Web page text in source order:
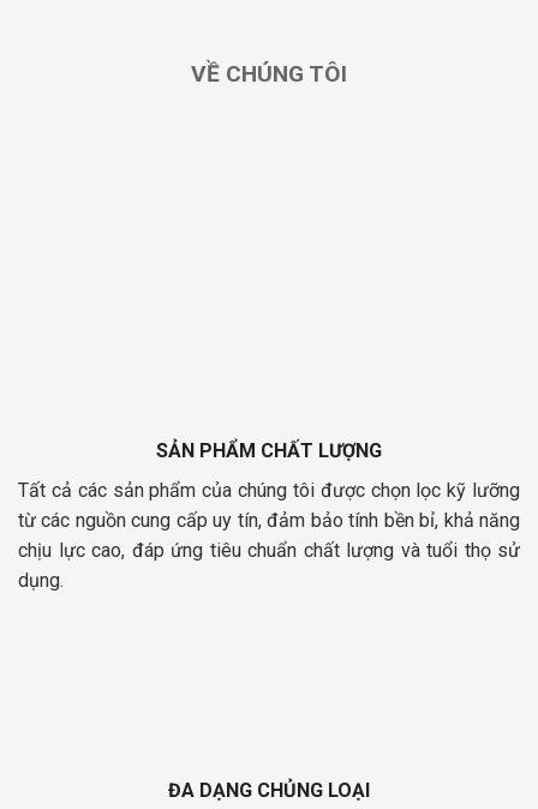
VỀ CHÚNG TÔI
SẢN PHẨM CHẤT LƯỢNG
Tất cả các sản phẩm của chúng tôi được chọn lọc kỹ lưỡng
từ các nguồn cung cấp uy tín, đảm bảo tính bền bỉ, khả năng
chịu lực cao, đáp ứng tiêu chuẩn chất lượng và tuổi thọ sử
dụng.
ĐA DẠNG CHỦNG LOẠI